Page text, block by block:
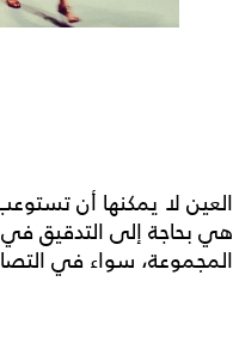
العين لا يمكنها أن
هي بحاجة إلى التدقيق
المجموعة، سواء في